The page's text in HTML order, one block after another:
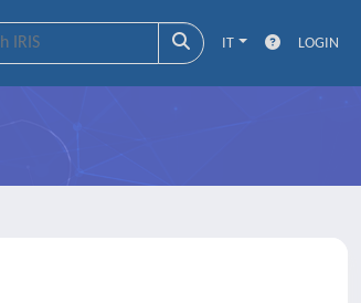
IT LOGIN